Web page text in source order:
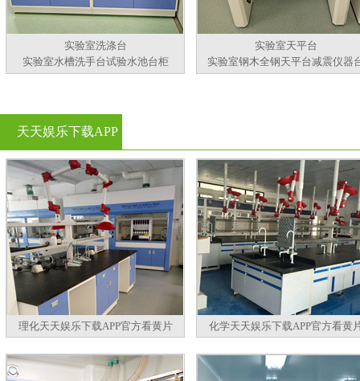
实验室洗涤台
实验室水槽洗手台试验水池台柜
实验室天平台
实验室钢木全钢天平台减震仪器
天天娱乐下载APP
官方看黄片
理化天天娱乐下载APP官方看黄片 化学天天娱乐下载APP官方看黄